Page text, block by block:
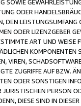
SOWIE
ODER
DEN
ODER LIZENZGEBER
ART UND
VIREN,
ZUGRIFFE AUF BZW.
ODER SONSTIGEN
PERSON
DIESE SIND IN